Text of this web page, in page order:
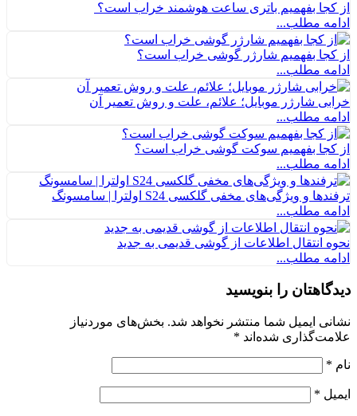
از کجا بفهمیم باتری ساعت هوشمند خراب است؟
ادامه مطلب...
از کجا بفهمیم شارژر گوشی خراب است؟
ادامه مطلب...
خرابی شارژر موبایل؛ علائم، علت و روش تعمیر آن
ادامه مطلب...
از کجا بفهمیم سوکت گوشی خراب است؟
ادامه مطلب...
ترفندها و ویژگی‌های مخفی گلکسی S24 اولترا | سامسونگ
ادامه مطلب...
نحوه انتقال اطلاعات از گوشی قدیمی به جدید
ادامه مطلب...
دیدگاهتان را بنویسید
نشانی ایمیل شما منتشر نخواهد شد. بخش‌های موردنیاز
علامت‌گذاری شده‌اند *
نام *
ایمیل *